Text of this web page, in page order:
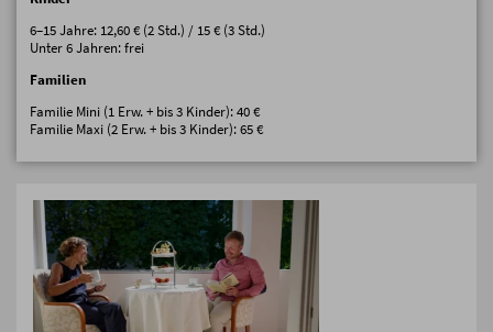
6–15 Jahre: 12,60 € (2 Std.) / 15 € (3 Std.)
Unter 6 Jahren: frei
Familien
Familie Mini (1 Erw. + bis 3 Kinder): 40 €
Familie Maxi (2 Erw. + bis 3 Kinder): 65 €